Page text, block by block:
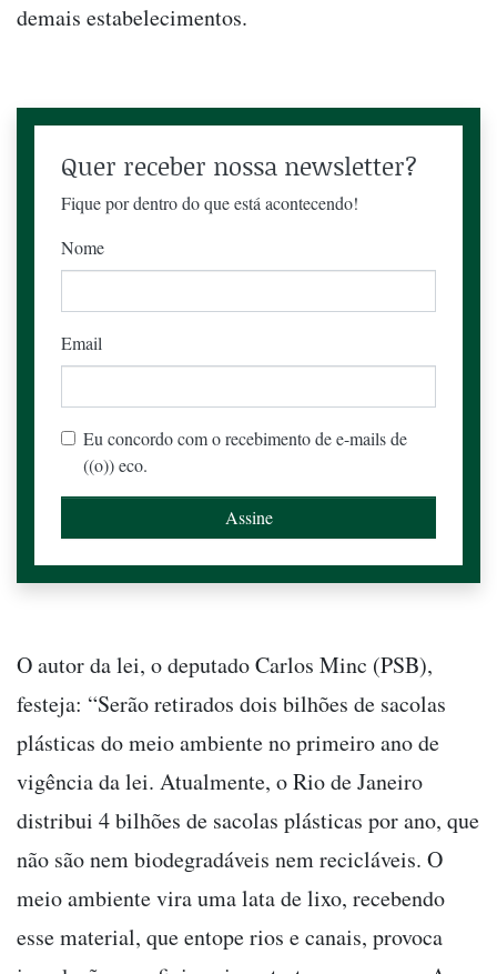
demais estabelecimentos.
Quer receber nossa newsletter?
Fique por dentro do que está acontecendo!
Nome
Email
Eu concordo com o recebimento de e-mails de
((o)) eco.
O autor da lei, o deputado Carlos Minc (PSB),
festeja: “Serão retirados dois bilhões de sacolas
plásticas do meio ambiente no primeiro ano de
vigência da lei. Atualmente, o Rio de Janeiro
distribui 4 bilhões de sacolas plásticas por ano, que
não são nem biodegradáveis nem recicláveis. O
meio ambiente vira uma lata de lixo, recebendo
esse material, que entope rios e canais, provoca